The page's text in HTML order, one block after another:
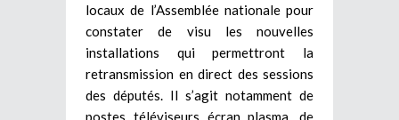
locaux de l’Assemblée nationale pour
constater de visu les nouvelles
installations qui permettront la
retransmission en direct des sessions
des députés. Il s’agit notamment de
postes téléviseurs écran plasma, de